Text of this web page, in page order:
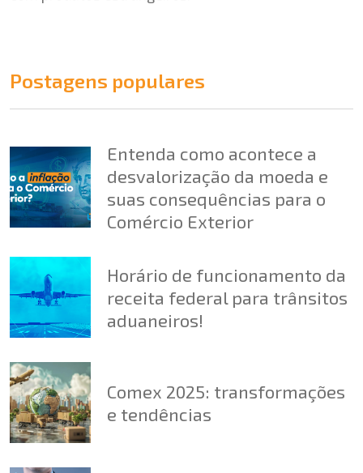
Postagens populares
Entenda como acontece a
desvalorização da moeda e
suas consequências para o
Comércio Exterior
Horário de funcionamento da
receita federal para trânsitos
aduaneiros!
Comex 2025: transformações
e tendências